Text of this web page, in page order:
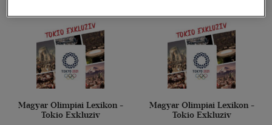
Magyar Olimpiai Lexikon -
Tokio Exkluziv
Magyar Olimpiai Lexikon -
Tokio Exkluziv